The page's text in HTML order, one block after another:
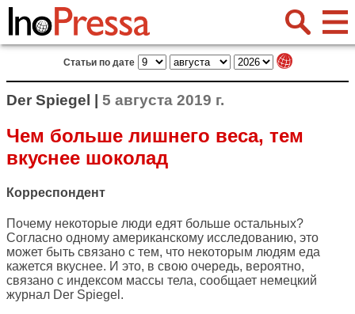
Статьи по дате
Der Spiegel | 5 августа 2019 г.
Чем больше лишнего веса, тем
вкуснее шоколад
Корреспондент
Почему некоторые люди едят больше остальных?
Согласно одному американскому исследованию, это
может быть связано с тем, что некоторым людям еда
кажется вкуснее. И это, в свою очередь, вероятно,
связано с индексом массы тела, сообщает немецкий
журнал Der Spiegel .